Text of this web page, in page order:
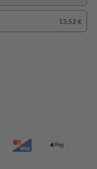
13,52 €